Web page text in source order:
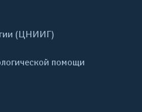
(ЦНИИГ)
помощи